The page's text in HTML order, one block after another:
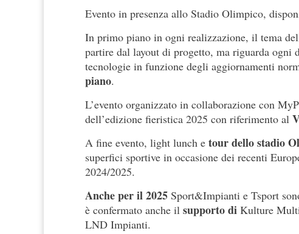
Evento in presenza allo Stadio Olimpico,
In primo piano in ogni realizzazione, il tema
partire dal layout di progetto, ma riguarda ogni
tecnologie in funzione degli aggiornamenti
piano.
L’evento organizzato in collaborazione con
dell’edizione fieristica 2025 con riferimento al
A fine evento, light lunch e tour dello stadio
superfici sportive in occasione dei recenti
2024/2025.
Anche per il 2025 Sport&Impianti e Tsport
è confermato anche il supporto di Kulture
LND Impianti.